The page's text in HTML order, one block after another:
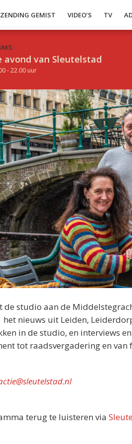
GEMIST VIDEO’S TV
avond van Sleutelstad
- 22.00 uur
studio aan de
nieuws uit Leiden,
in de studio, en interviews
tot raadsvergadering en
terug te luisteren via